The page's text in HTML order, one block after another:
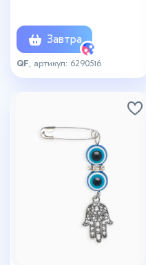
Завтра
QF , артикул: 6290516